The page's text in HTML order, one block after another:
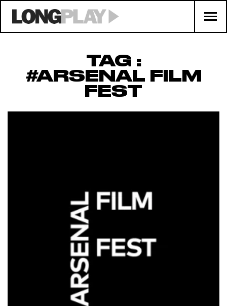
TAG :
#ARSENAL FILM
FEST